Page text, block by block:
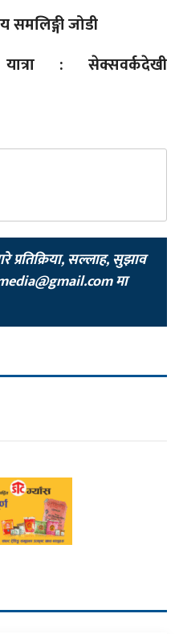
समलिङ्गी जोडी
: सेक्सवर्कदेखी
प्रतिक्रिया, सल्लाह, सुझाव
मा